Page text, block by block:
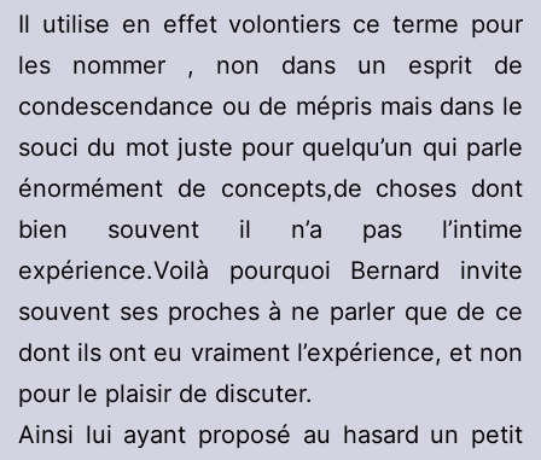
Il utilise en effet volontiers ce terme pour
les nommer , non dans un esprit de
condescendance ou de mépris mais dans le
souci du mot juste pour quelqu’un qui parle
énormément de concepts,de choses dont
bien souvent il n’a pas l’intime
expérience.Voilà pourquoi Bernard invite
souvent ses proches à ne parler que de ce
dont ils ont eu vraiment l’expérience, et non
pour le plaisir de discuter.
Ainsi lui ayant proposé au hasard un petit